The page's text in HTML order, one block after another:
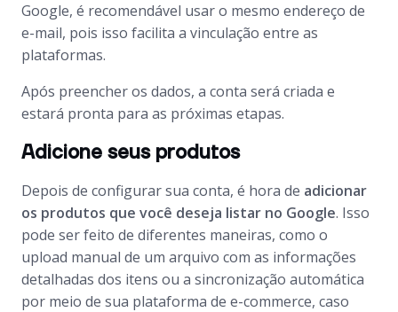
Google, é recomendável usar o mesmo endereço de
e-mail, pois isso facilita a vinculação entre as
plataformas.
Após preencher os dados, a conta será criada e
estará pronta para as próximas etapas.
Adicione seus produtos
Depois de configurar sua conta, é hora de adicionar
os produtos que você deseja listar no Google. Isso
pode ser feito de diferentes maneiras, como o
upload manual de um arquivo com as informações
detalhadas dos itens ou a sincronização automática
por meio de sua plataforma de e-commerce, caso